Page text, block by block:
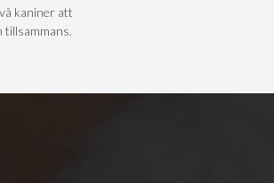
kaniner att
tillsammans.